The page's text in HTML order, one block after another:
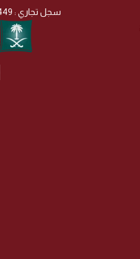
سجل تجاري : 7021165449